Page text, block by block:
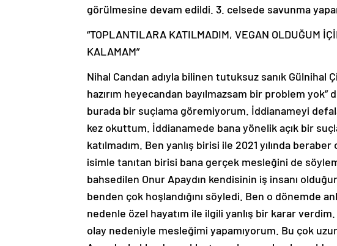
görülmesine devam edildi. 3. celsede savunma
“TOPLANTILARA KATILMADIM, VEGAN OLDUĞUM
KALAMAM”
Nihal Candan adıyla bilinen tutuksuz sanık Gülnihal
hazırım heyecandan bayılmazsam bir problem yok”
burada bir suçlama göremiyorum. İddianameyi
kez okuttum. İddianamede bana yönelik açık bir
katılmadım. Ben yanlış birisi ile 2021 yılında
isimle tanıtan birisi bana gerçek mesleğini de
bahsedilen Onur Apaydın kendisinin iş insanı
benden çok hoşlandığını söyledi. Ben o dönemde
nedenle özel hayatım ile ilgili yanlış bir karar
olay nedeniyle mesleğimi yapamıyorum. Bu çok